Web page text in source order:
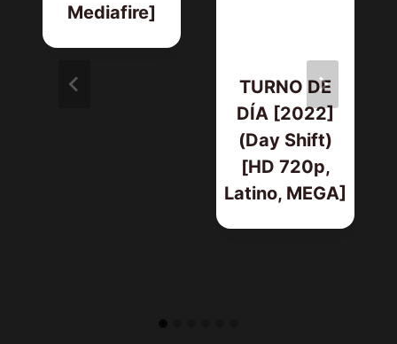
Mediafire]
TURNO DE
DÍA [2022]
(Day Shift)
[HD 720p,
Latino, MEGA]